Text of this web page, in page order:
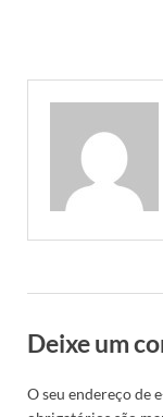
Deixe um
O seu endereço de